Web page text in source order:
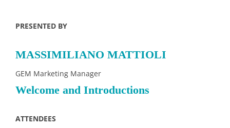
PRESENTED BY
MASSIMILIANO MATTIOLI
GEM Marketing Manager
Welcome and Introductions
ATTENDEES